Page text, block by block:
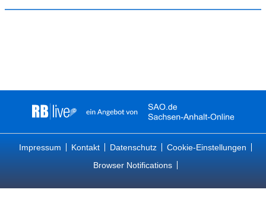
Impressum Kontakt Datenschutz
Cookie-Einstellungen
Browser Notifications